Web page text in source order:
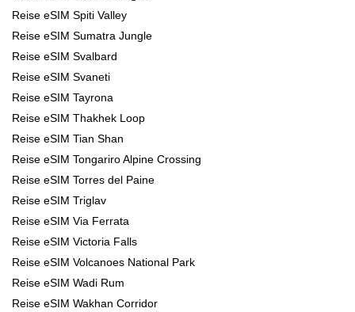
Reise eSIM Spiti Valley
Reise eSIM Sumatra Jungle
Reise eSIM Svalbard
Reise eSIM Svaneti
Reise eSIM Tayrona
Reise eSIM Thakhek Loop
Reise eSIM Tian Shan
Reise eSIM Tongariro Alpine Crossing
Reise eSIM Torres del Paine
Reise eSIM Triglav
Reise eSIM Via Ferrata
Reise eSIM Victoria Falls
Reise eSIM Volcanoes National Park
Reise eSIM Wadi Rum
Reise eSIM Wakhan Corridor